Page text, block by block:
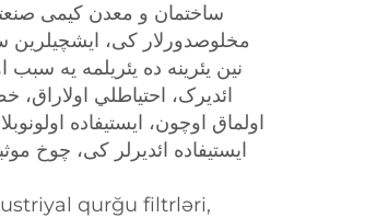
ساختمان و معدن کیمی
مخلوصدورلار کی، ایشچیلرین
نین یئرینه ده یئریلمه یه سبب
ائديرک، احتياطلي اولاراق،
اولماق اوچون، ايستيفاده
qurğu filtrləri,